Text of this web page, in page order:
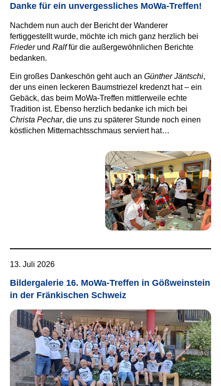
Danke für ein unvergessliches MoWa-Treffen!
Nachdem nun auch der Bericht der Wanderer
fertiggestellt wurde, möchte ich mich ganz herzlich bei
Friederund Ralffür die außergewöhnlichen Berichte
bedanken.
Ein großes Dankeschön geht auch an Günther Jäntschi,
der uns einen leckeren Baumstriezel kredenzt hat – ein
Gebäck, das beim MoWa-Treffen mittlerweile echte
Tradition ist. Ebenso herzlich bedanke ich mich bei
Christa Pechar, die uns zu späterer Stunde noch einen
köstlichen Mitternachtsschmaus serviert hat…
13. Juli 2026
Bildergalerie 16. MoWa-Treffen in Gößweinstein
in der Fränkischen Schweiz